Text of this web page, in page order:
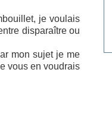
je voulais
disparaître ou
mon sujet je me
vous en voudrais